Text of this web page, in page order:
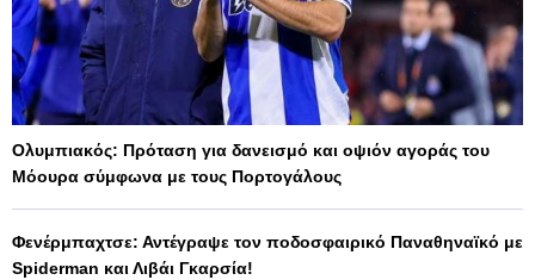
Ολυμπιακός: Πρόταση για δανεισμό και οψιόν αγοράς του
Μόουρα σύμφωνα με τους Πορτογάλους
Φενέρμπαχτσε: Αντέγραψε τον ποδοσφαιρικό Παναθηναϊκό με
Spiderman και Λιβάι Γκαρσία!